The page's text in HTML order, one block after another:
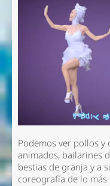
Podemos ver pollos
animados, bailarines
bestias de granja y a
coreografía de lo más